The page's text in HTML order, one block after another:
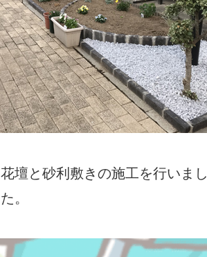
花壇と砂利敷きの施工を行いまし
た。